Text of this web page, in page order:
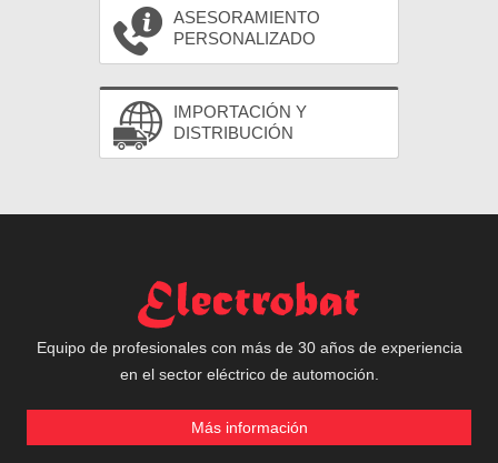
ASESORAMIENTO
PERSONALIZADO
IMPORTACIÓN Y
DISTRIBUCIÓN
Equipo de profesionales con más de 30 años de experiencia
en el sector eléctrico de automoción.
Más información